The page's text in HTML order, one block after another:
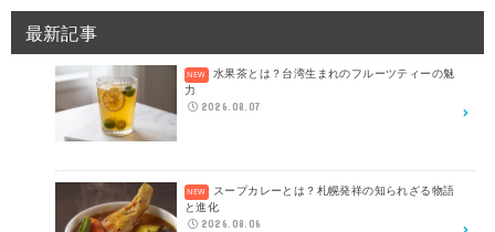
最新記事
水果茶とは？台湾生まれのフルーツティーの魅
力
2026.08.07
スープカレーとは？札幌発祥の知られざる物語
と進化
2026.08.06